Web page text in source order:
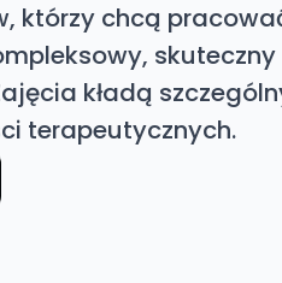
którzy chcą
kładą
terapeutycznych.